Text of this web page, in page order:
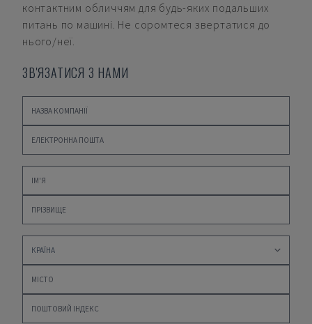
контактним обличчям для будь-яких подальших
питань по машині. Не соромтеся звертатися до
нього/неї.
ЗВ'ЯЗАТИСЯ З НАМИ